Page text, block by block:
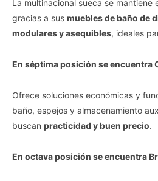
La multinacional sueca se
gracias a sus muebles de baño de
modulares y asequibles, ideales
En séptima posición se encuentra
Ofrece soluciones económicas y
baño, espejos y almacenamiento
buscan practicidad y buen precio.
En octava posición se encuentra